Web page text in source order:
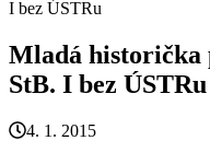
I bez ÚSTRu
Mladá historička
StB. I bez ÚSTRu
4. 1. 2015